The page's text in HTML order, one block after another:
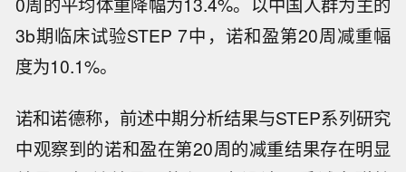
一步验证。且由于采用开放标签设计，研究者与
受试者均知晓治疗分组，因此结果仍需结合更多
长期随机对照研究综合评估。
同时，诺和诺德指出，其STEP 1/3/4/5/6/7研究事
后分析显示，诺和盈（司美格鲁肽2.4mg）在第2